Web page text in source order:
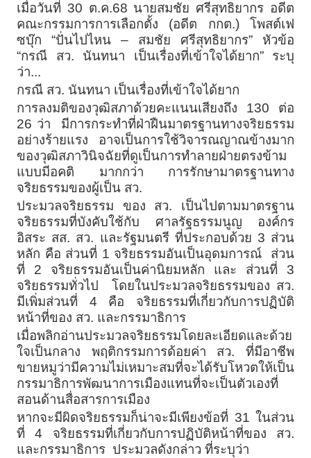
เมื่อวันที่ 30 ต.ค.68 นายสมชัย ศรีสุทธิยากร อดีต
คณะกรรมการการเลือกตั้ง (อดีต กกต.) โพสต์เฟ
ซบุ๊ก “ปั่นไปไหน – สมชัย ศรีสุทธิยากร” หัวข้อ
“กรณี สว. นันทนา เป็นเรื่องที่เข้าใจได้ยาก” ระบุ
ว่า...
กรณี สว. นันทนา เป็นเรื่องที่เข้าใจได้ยาก
การลงมติของวุฒิสภาด้วยคะแนนเสียงถึง 130 ต่อ
26 ว่า มีการกระทำที่ฝ่าฝืนมาตรฐานทางจริยธรรม
อย่างร้ายแรง อาจเป็นการใช้วิจารณญาณข้างมาก
ของวุฒิสภาวินิจฉัยที่ดูเป็นการทำลายฝ่ายตรงข้าม
แบบมีอคติ มากกว่า การรักษามาตรฐานทาง
จริยธรรมของผู้เป็น สว.
ประมวลจริยธรรม ของ สว. เป็นไปตามมาตรฐาน
จริยธรรมที่บังคับใช้กับ ศาลรัฐธรรมนูญ องค์กร
อิสระ สส. สว. และรัฐมนตรี ที่ประกอบด้วย 3 ส่วน
หลัก คือ ส่วนที่ 1 จริยธรรมอันเป็นอุดมการณ์ ส่วน
ที่ 2 จริยธรรมอันเป็นค่านิยมหลัก และ ส่วนที่ 3
จริยธรรมทั่วไป โดยในประมวลจริยธรรมของ สว.
มีเพิ่มส่วนที่ 4 คือ จริยธรรมที่เกี่ยวกับการปฏิบัติ
หน้าที่ของ สว. และกรรมาธิการ
เมื่อพลิกอ่านประมวลจริยธรรมโดยละเอียดและด้วย
ใจเป็นกลาง พฤติกรรมการด้อยค่า สว. ที่มีอาชีพ
ขายหมูว่ามีความไม่เหมาะสมที่จะได้รับโหวตให้เป็น
กรรมาธิการพัฒนาการเมืองแทนที่จะเป็นตัวเองที่
สอนด้านสื่อสารการเมือง
หากจะมีผิดจริยธรรมก็น่าจะมีเพียงข้อที่ 31 ในส่วน
ที่ 4 จริยธรรมที่เกี่ยวกับการปฏิบัติหน้าที่ของ สว.
และกรรมาธิการ ประมวลดังกล่าว ที่ระบุว่า